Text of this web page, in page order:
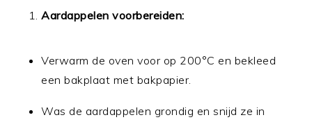
Aardappelen voorbereiden:
Verwarm de oven voor op 200°C en bekleed
een bakplaat met bakpapier.
Was de aardappelen grondig en snijd ze in